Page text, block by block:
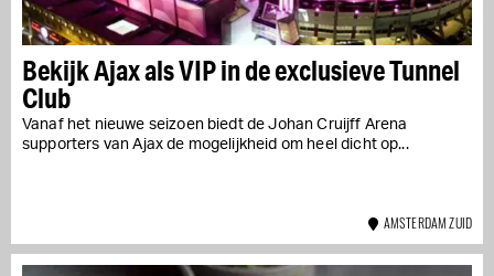
Bekijk Ajax als VIP in de exclusieve Tunnel
Club
Vanaf het nieuwe seizoen biedt de Johan Cruijff Arena
supporters van Ajax de mogelijkheid om heel dicht op...
AMSTERDAM ZUID